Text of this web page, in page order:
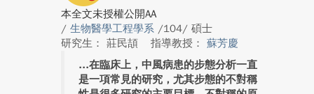
本全文未授權公開AA
/ 生物醫學工程學系 /104/ 碩士
研究生： 莊民頡
指導教授： 蘇芳慶
在臨床上，中風病患的步態分析一直
是一項常見的研究，尤其步態的不對稱